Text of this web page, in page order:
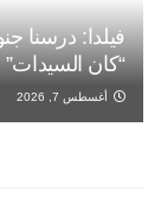
فيلدا: درسنا
“كان السيدات”
أغسطس 7, 2026